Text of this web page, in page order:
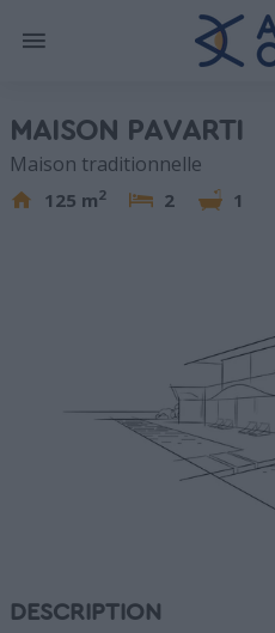
MAISON PAVARTI
Maison traditionnelle
125 m2 2 1
DESCRIPTION